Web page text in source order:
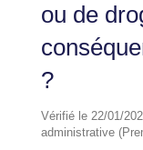
ou de
?
Vérifié le 22/01/
administrative